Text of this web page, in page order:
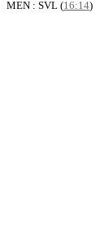
MEN : SVL (16:14)